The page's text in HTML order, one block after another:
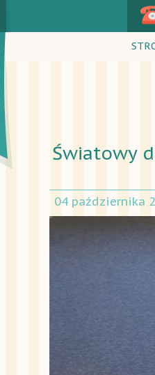
04 października
Światowy